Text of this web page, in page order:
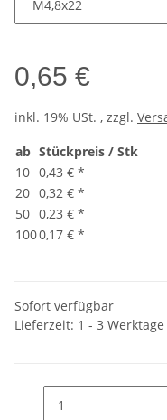
0,65 €
inkl. 19% USt. , zzgl.
ab Stückpreis / Stk
10 0,43 € *
20 0,32 € *
50 0,23 € *
1000,17 € *
Sofort verfügbar
Lieferzeit: 1 - 3 Werktage